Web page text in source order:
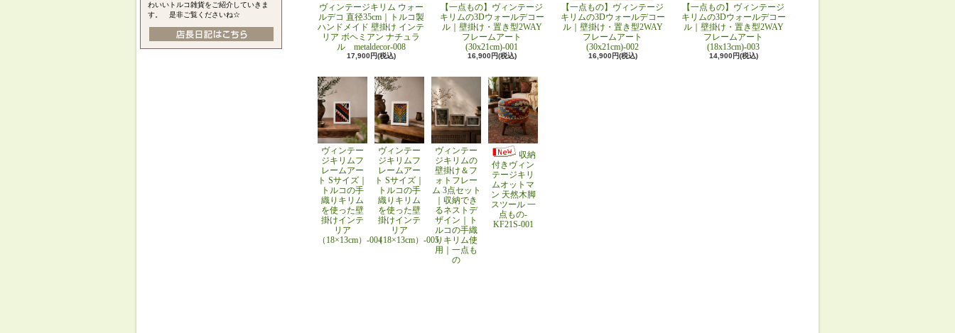
わいいトルコ雑貨をご紹介していきま
す。 是非ご覧くださいね☆
ヴィンテージキリム ウォー
ルデコ 直径35cm｜トルコ製
ハンドメイド 壁掛け インテ
リア ボヘミアン ナチュラ
ル metaldecor-008
17,900円(税込)
【一点もの】ヴィンテージ
キリムの3Dウォールデコー
ル｜壁掛け・置き型2WAY
フレームアート
(30x21cm)-001
16,900円(税込)
【一点もの】ヴィンテージ
キリムの3Dウォールデコー
ル｜壁掛け・置き型2WAY
フレームアート
(30x21cm)-002
16,900円(税込)
【一点もの】ヴィンテージ
キリムの3Dウォールデコー
ル｜壁掛け・置き型2WAY
フレームアート
(18x13cm)-003
14,900円(税込)
ヴィンテー
ジキリムフ
レームアー
ト Sサイズ｜
トルコの手
織りキリム
を使った壁
掛けインテ
リア
（18×13cm）-004
ヴィンテー
ジキリムフ
レームアー
ト Sサイズ｜
トルコの手
織りキリム
を使った壁
掛けインテ
リア
（18×13cm）-005
ヴィンテー
ジキリムの
壁掛け＆フ
ォトフレー
ム 3点セット
｜収納でき
るネストデ
ザイン｜ト
ルコの手織
りキリム使
用｜一点も
の
収納
付きヴィン
テージキリ
ムオットマ
ン 天然木脚
スツール 一
点もの-
KF21S-001